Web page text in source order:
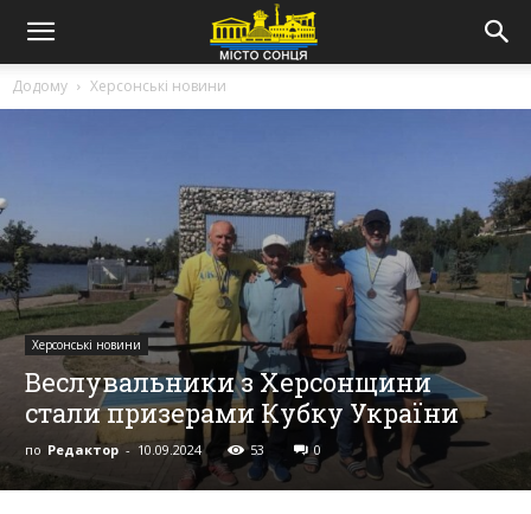
Додому Херсонські новини
Херсонські новини
Веслувальники з Херсонщини
стали призерами Кубку України
по Редактор - 10.09.2024 53 0